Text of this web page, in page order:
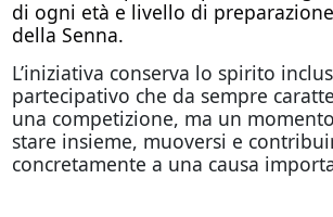
di ogni età e livello di
della Senna.
L’iniziativa conserva lo spirito
partecipativo che da sempre
una competizione, ma un
stare insieme, muoversi e
concretamente a una causa